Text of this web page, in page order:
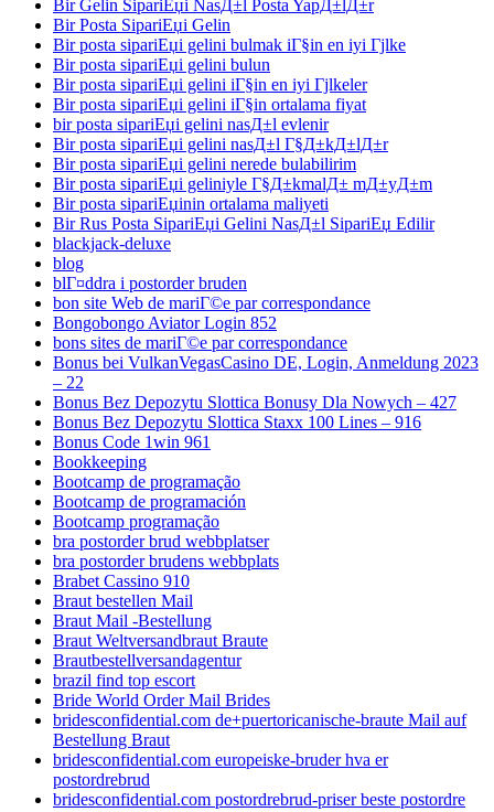
Bir Gelin SipariЕџi NasД±l Posta YapД±lД±r
Bir Posta SipariЕџi Gelin
Bir posta sipariЕџi gelini bulmak iГ§in en iyi Гјlke
Bir posta sipariЕџi gelini bulun
Bir posta sipariЕџi gelini iГ§in en iyi Гјlkeler
Bir posta sipariЕџi gelini iГ§in ortalama fiyat
bir posta sipariЕџi gelini nasД±l evlenir
Bir posta sipariЕџi gelini nasД±l Г§Д±kД±lД±r
Bir posta sipariЕџi gelini nerede bulabilirim
Bir posta sipariЕџi geliniyle Г§Д±kmalД± mД±yД±m
Bir posta sipariЕџinin ortalama maliyeti
Bir Rus Posta SipariЕџi Gelini NasД±l SipariЕџ Edilir
blackjack-deluxe
blog
blГ¤ddra i postorder bruden
bon site Web de mariГ©e par correspondance
Bongobongo Aviator Login 852
bons sites de mariГ©e par correspondance
Bonus bei VulkanVegasCasino DE, Login, Anmeldung 2023
– 22
Bonus Bez Depozytu Slottica Bonusy Dla Nowych – 427
Bonus Bez Depozytu Slottica Staxx 100 Lines – 916
Bonus Code 1win 961
Bookkeeping
Bootcamp de programação
Bootcamp de programación
Bootcamp programação
bra postorder brud webbplatser
bra postorder brudens webbplats
Brabet Cassino 910
Braut bestellen Mail
Braut Mail -Bestellung
Braut Weltversandbraut Braute
Brautbestellversandagentur
brazil find top escort
Bride World Order Mail Brides
bridesconfidential.com de+puertoricanische-braute Mail auf
Bestellung Braut
bridesconfidential.com europeiske-bruder hva er
postordrebrud
bridesconfidential.com postordrebrud-priser beste postordre